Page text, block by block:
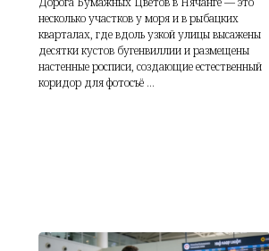
несколько участков у моря и в рыбацких
кварталах, где вдоль узкой улицы высажены
десятки кустов бугенвиллии и размещены
настенные росписи, создающие естественный
коридор для фотосъё ...